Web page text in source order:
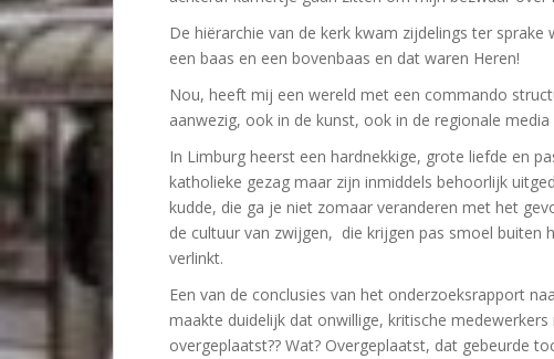
De hiërarchie van de kerk kwam zijdelings ter
een baas en een bovenbaas en dat waren Heren!
Nou, heeft mij een wereld met een commando
aanwezig, ook in de kunst, ook in de regionale
In Limburg heerst een hardnekkige, grote liefde en
katholieke gezag maar zijn inmiddels behoorlijk
kudde, die ga je niet zomaar veranderen met het
de cultuur van zwijgen, die krijgen pas smoel
verlinkt.
Een van de conclusies van het onderzoeksrapport
maakte duidelijk dat onwillige, kritische
overgeplaatst?? Wat? Overgeplaatst, dat gebeurde